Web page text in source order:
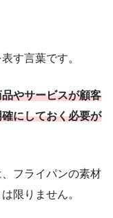
す言葉です。
やサービスが顧客
にしておく必要が
フライパンの素材
限りません。